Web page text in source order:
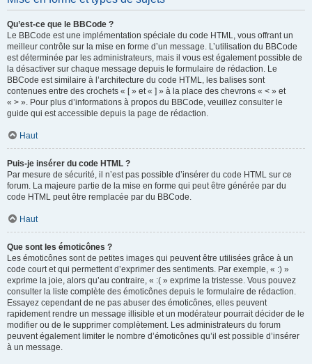
Qu’est-ce que le BBCode ?
Le BBCode est une implémentation spéciale du code HTML, vous offrant un
meilleur contrôle sur la mise en forme d’un message. L’utilisation du BBCode
est déterminée par les administrateurs, mais il vous est également possible de
la désactiver sur chaque message depuis le formulaire de rédaction. Le
BBCode est similaire à l’architecture du code HTML, les balises sont
contenues entre des crochets « [ » et « ] » à la place des chevrons « < » et
« > ». Pour plus d’informations à propos du BBCode, veuillez consulter le
guide qui est accessible depuis la page de rédaction.
Haut
Puis-je insérer du code HTML ?
Par mesure de sécurité, il n’est pas possible d’insérer du code HTML sur ce
forum. La majeure partie de la mise en forme qui peut être générée par du
code HTML peut être remplacée par du BBCode.
Haut
Que sont les émoticônes ?
Les émoticônes sont de petites images qui peuvent être utilisées grâce à un
code court et qui permettent d’exprimer des sentiments. Par exemple, « :) »
exprime la joie, alors qu’au contraire, « :( » exprime la tristesse. Vous pouvez
consulter la liste complète des émoticônes depuis le formulaire de rédaction.
Essayez cependant de ne pas abuser des émoticônes, elles peuvent
rapidement rendre un message illisible et un modérateur pourrait décider de le
modifier ou de le supprimer complètement. Les administrateurs du forum
peuvent également limiter le nombre d’émoticônes qu’il est possible d’insérer
à un message.